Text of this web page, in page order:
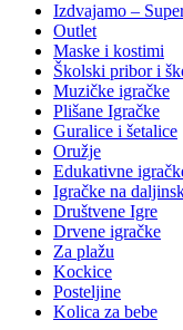
Izdvajamo –
Outlet
Maske i kostimi
Školski pribor i
Muzičke igračke
Plišane Igračke
Guralice i šetalice
Oružje
Edukativne
Igračke na
Društvene Igre
Drvene igračke
Za plažu
Kockice
Posteljine
Kolica za bebe